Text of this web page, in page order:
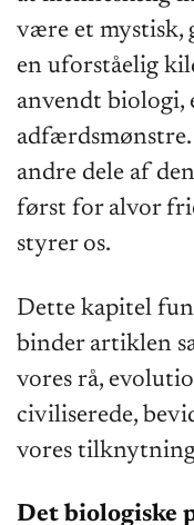
være et mystisk,
en uforståelig
anvendt
andre dele af
først for alvor
styrer os.
Dette kapitel
binder artiklen
vores rå,
civiliserede,
vores
Det biologiske